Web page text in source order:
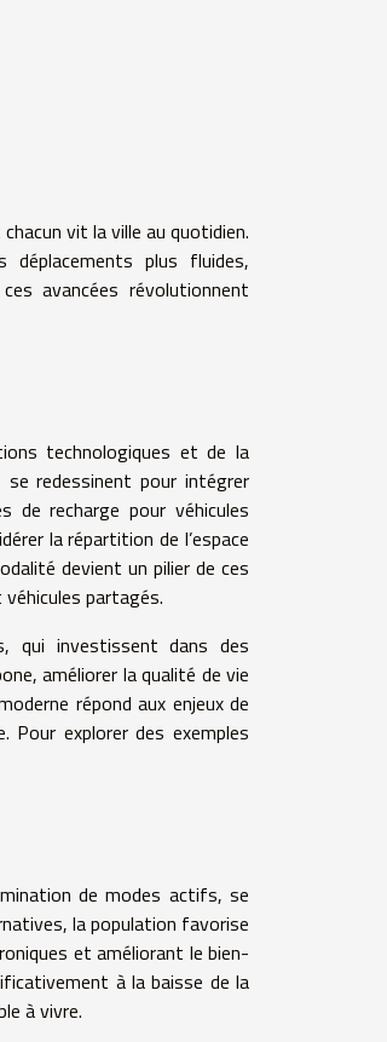
vit la ville au quotidien.
plus fluides,
avancées révolutionnent
technologiques et de la
redessinent pour intégrer
de recharge pour véhicules
la répartition de l’espace
devient un pilier de ces
partagés.
qui investissent dans des
améliorer la qualité de vie
répond aux enjeux de
Pour explorer des exemples
de modes actifs, se
la population favorise
et améliorant le bien-
à la baisse de la
à vivre.